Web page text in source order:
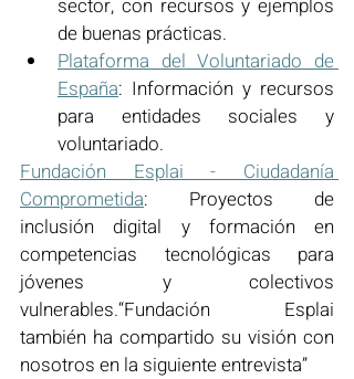
sector, con recursos y ejemplos
de buenas prácticas.
Plataforma del Voluntariado de
España: Información y recursos
para entidades sociales y
voluntariado.
Fundación Esplai - Ciudadanía
Comprometida: Proyectos de
inclusión digital y formación en
competencias tecnológicas para
jóvenes y colectivos
vulnerables.“Fundación Esplai
también ha compartido su visión con
nosotros en la siguiente entrevista”